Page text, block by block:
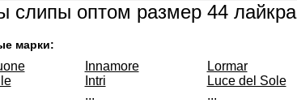
слипы оптом размер 44 лайкра
марки:
Innamore
Intri
...
Lormar
Luce del Sole
...